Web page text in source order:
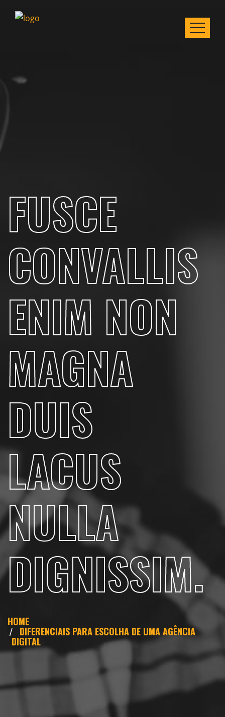
FUSCE
CONVALLIS
ENIM NON
MAGNA
DUIS
LACUS
NULLA
DIGNISSIM.
HOME
DIFERENCIAIS PARA ESCOLHA DE UMA AGÊNCIA
DIGITAL